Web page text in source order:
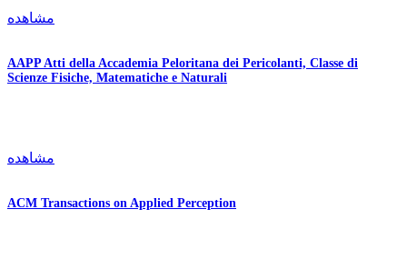
مشاهده
AAPP Atti della Accademia Peloritana dei Pericolanti, Classe di
Scienze Fisiche, Matematiche e Naturali
مشاهده
ACM Transactions on Applied Perception